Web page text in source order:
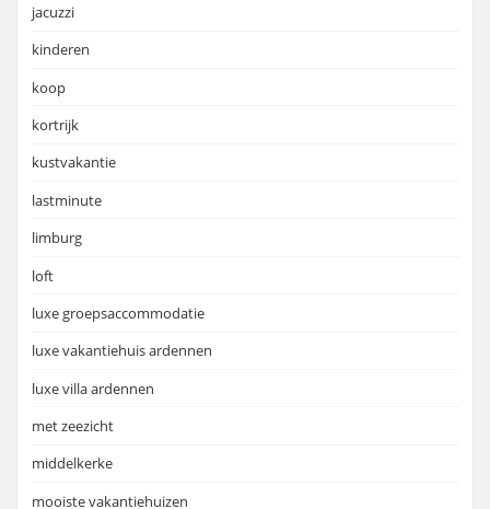
jacuzzi
kinderen
koop
kortrijk
kustvakantie
lastminute
limburg
loft
luxe groepsaccommodatie
luxe vakantiehuis ardennen
luxe villa ardennen
met zeezicht
middelkerke
mooiste vakantiehuizen